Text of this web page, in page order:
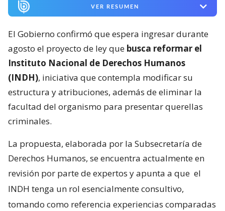
VER RESUMEN
El Gobierno confirmó que espera ingresar durante
agosto el proyecto de ley que busca reformar el
Instituto Nacional de Derechos Humanos
(INDH), iniciativa que contempla modificar su
estructura y atribuciones, además de eliminar la
facultad del organismo para presentar querellas
criminales.
La propuesta, elaborada por la Subsecretaría de
Derechos Humanos, se encuentra actualmente en
revisión por parte de expertos y apunta a que el
INDH tenga un rol esencialmente consultivo,
tomando como referencia experiencias comparadas